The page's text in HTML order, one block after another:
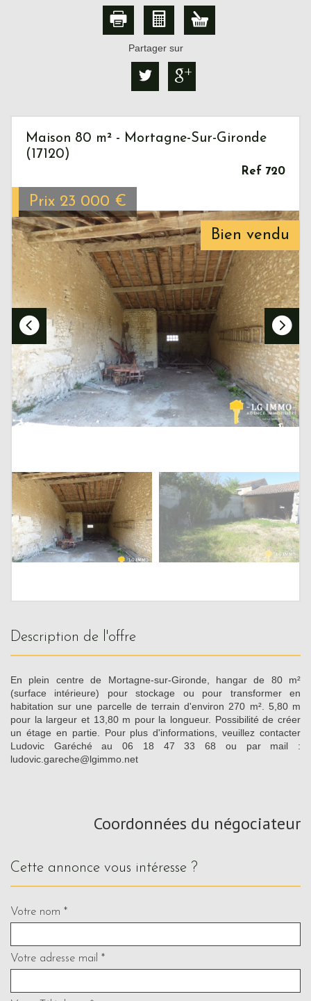
Partager sur
Bien vendu
Maison 80 m² - Mortagne-Sur-Gironde
(17120)
Ref 720
Prix 23 000 €
description de l'offre
En plein centre de Mortagne-sur-Gironde, hangar de 80 m²
(surface intérieure) pour stockage ou pour transformer en
habitation sur une parcelle de terrain d'environ 270 m². 5,80 m
pour la largeur et 13,80 m pour la longueur. Possibilité de créer
un étage en partie. Pour plus d'informations, veuillez contacter
Ludovic Garéché au 06 18 47 33 68 ou par mail :
ludovic.gareche@lgimmo.net
Coordonnées du négociateur
cette annonce vous intéresse ?
Votre nom *
Votre adresse mail *